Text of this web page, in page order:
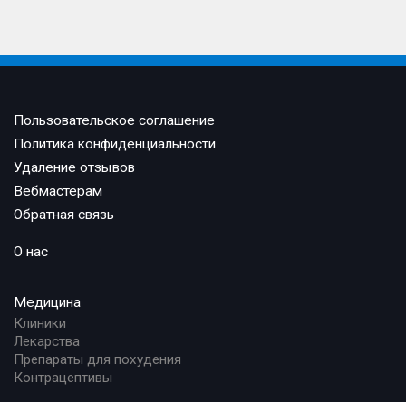
Пользовательское соглашение
Политика конфиденциальности
Удаление отзывов
Вебмастерам
Обратная связь
О нас
Медицина
Клиники
Лекарства
Препараты для похудения
Контрацептивы